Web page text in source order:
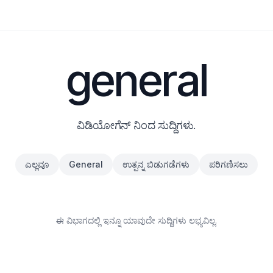
general
ವಿಡಿಯೋಗೆನ್ ನಿಂದ ಸುದ್ದಿಗಳು.
ಎಲ್ಲವೂ General ಉತ್ಪನ್ನ ಬಿಡುಗಡೆಗಳು ಪರಿಗಣಿಸಲು
ಈ ವಿಭಾಗದಲ್ಲಿ ಇನ್ನೂ ಯಾವುದೇ ಸುದ್ದಿಗಳು ಲಭ್ಯವಿಲ್ಲ.